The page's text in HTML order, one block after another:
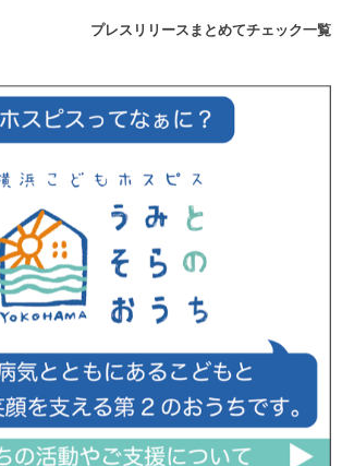
プレスリリースまとめてチェック一覧